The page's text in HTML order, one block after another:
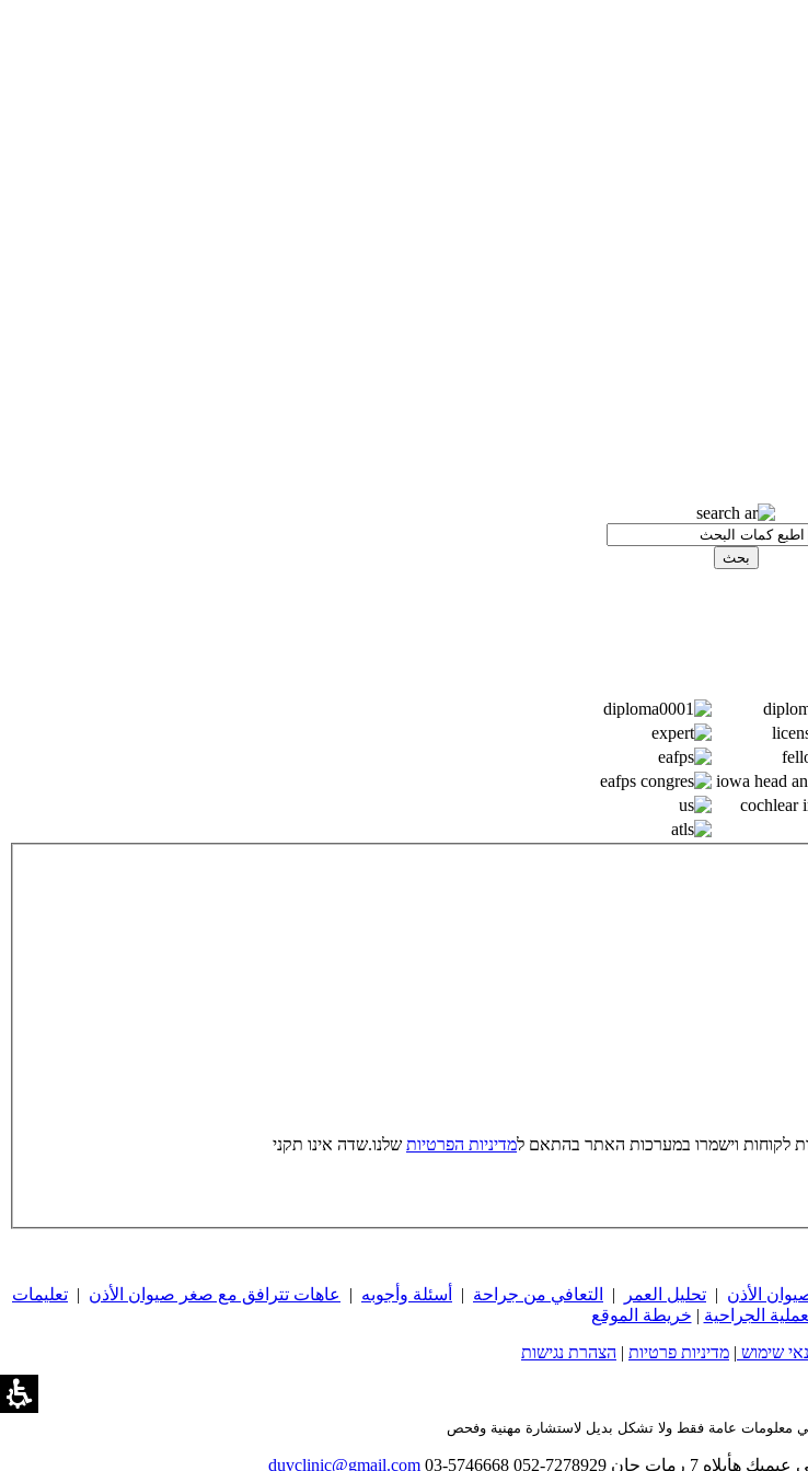
לקוחות וישמרו במערכות האתר בהתאם למדיניות הפרטיות שלנו.שדה אינו תקני
الأذن | تحليل العمر | التعافي من جراحة | أسئلة وأجوبه | عاهات تترافق مع صغر صيوان الأذن | تعليمات
الجراحية | خريطة الموقع
שימוש | מדיניות פרטיות | הצהרת נגישות
معلومات عامة فقط ولا تشكل بديل لاستشارة مهنية وفحص
052 5746668-03
duvclinic@gmail.com